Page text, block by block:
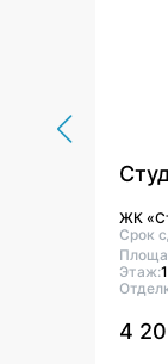
ЖК
Срок
Этаж:
4